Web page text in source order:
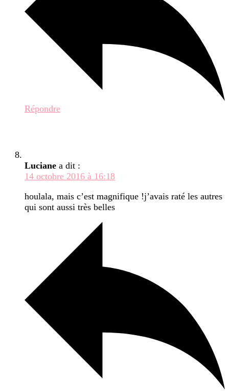
Répondre
Luciane a dit :
14 octobre 2016 à 16:18
houlala, mais c’est magnifique !j’avais raté les autres
qui sont aussi très belles